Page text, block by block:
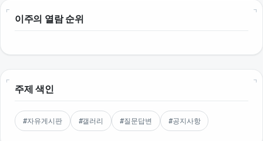
이주의 열람 순위
주제 색인
#자유게시판 #갤러리 #질문답변 #공지사항